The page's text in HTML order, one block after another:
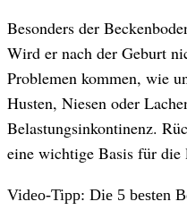
Besonders der
Wird er nach der Geburt
Problemen kommen, wie
Husten, Niesen oder
Belastungsinkontinenz.
eine wichtige Basis für die
Video-Tipp: Die 5 besten